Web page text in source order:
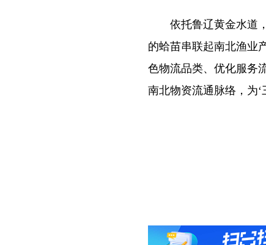
依托鲁辽黄金水道，
的蛤苗串联起南北渔业
色物流品类、优化服务
南北物资流通脉络，为‘